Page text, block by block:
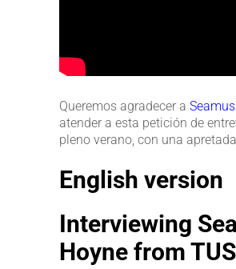
Queremos agradecer a
atender a esta petición de
pleno verano, con una
English version
Interviewing
Hoyne from